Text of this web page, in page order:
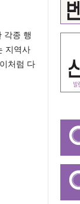
각종 행
지역사
처럼 다